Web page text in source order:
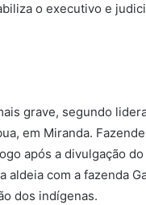
o executivo e
grave, segundo
em Miranda.
após a divulgação
com a fazenda
dos indígenas.